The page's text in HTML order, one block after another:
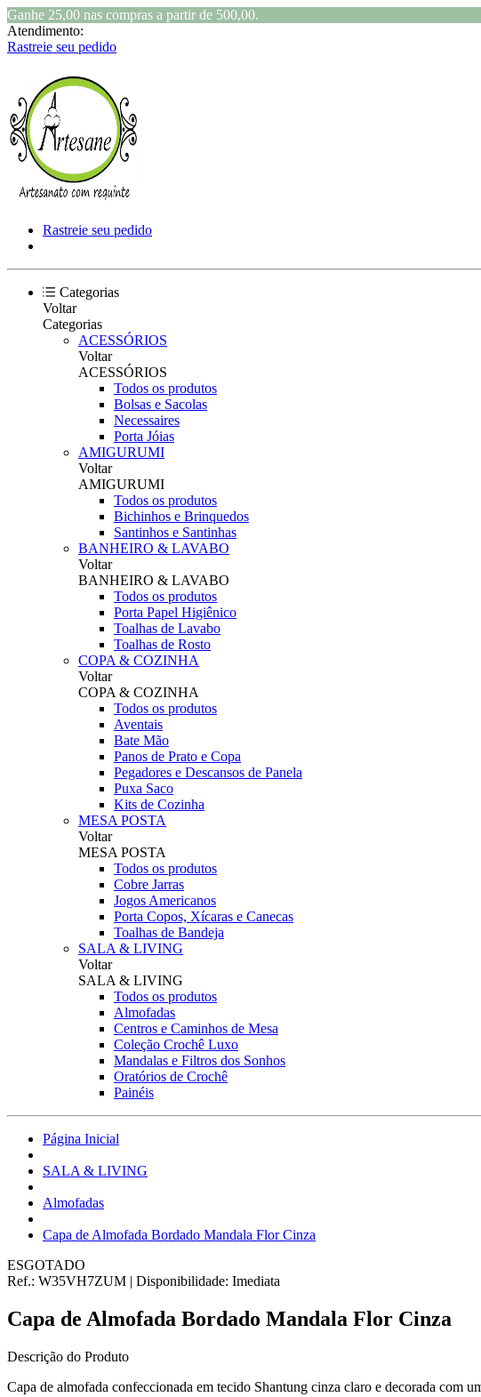
Ganhe 25,00 nas compras a partir de 500,00.
Atendimento:
Rastreie seu pedido
Rastreie seu pedido
Categorias
Voltar
Categorias
ACESSÓRIOS
Voltar
ACESSÓRIOS
Todos os produtos
Bolsas e Sacolas
Necessaires
Porta Jóias
AMIGURUMI
Voltar
AMIGURUMI
Todos os produtos
Bichinhos e Brinquedos
Santinhos e Santinhas
BANHEIRO & LAVABO
Voltar
BANHEIRO & LAVABO
Todos os produtos
Porta Papel Higiênico
Toalhas de Lavabo
Toalhas de Rosto
COPA & COZINHA
Voltar
COPA & COZINHA
Todos os produtos
Aventais
Bate Mão
Panos de Prato e Copa
Pegadores e Descansos de Panela
Puxa Saco
Kits de Cozinha
MESA POSTA
Voltar
MESA POSTA
Todos os produtos
Cobre Jarras
Jogos Americanos
Porta Copos, Xícaras e Canecas
Toalhas de Bandeja
SALA & LIVING
Voltar
SALA & LIVING
Todos os produtos
Almofadas
Centros e Caminhos de Mesa
Coleção Crochê Luxo
Mandalas e Filtros dos Sonhos
Oratórios de Crochê
Painéis
Página Inicial
SALA & LIVING
Almofadas
Capa de Almofada Bordado Mandala Flor Cinza
ESGOTADO
Ref.: W35VH7ZUM | Disponibilidade: Imediata
Capa de Almofada Bordado Mandala Flor Cinza
Descrição do Produto
Capa de almofada confeccionada em tecido Shantung cinza claro e decorada com